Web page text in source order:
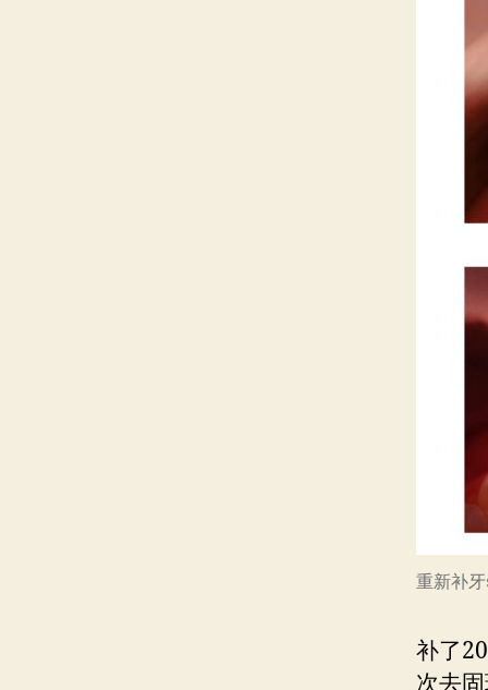
重新补
补了
次去